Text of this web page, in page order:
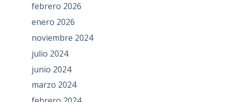
febrero 2026
enero 2026
noviembre 2024
julio 2024
junio 2024
marzo 2024